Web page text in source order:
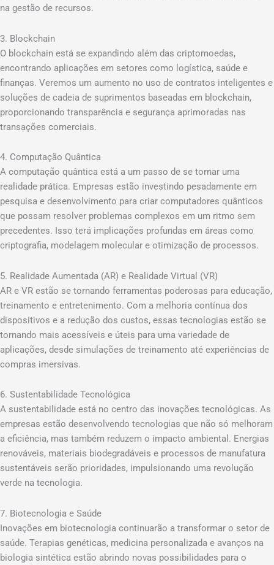
na gestão de recursos.
3. Blockchain
O blockchain está se expandindo além das criptomoedas,
encontrando aplicações em setores como logística, saúde e
finanças. Veremos um aumento no uso de contratos inteligentes e
soluções de cadeia de suprimentos baseadas em blockchain,
proporcionando transparência e segurança aprimoradas nas
transações comerciais.
4. Computação Quântica
A computação quântica está a um passo de se tornar uma
realidade prática. Empresas estão investindo pesadamente em
pesquisa e desenvolvimento para criar computadores quânticos
que possam resolver problemas complexos em um ritmo sem
precedentes. Isso terá implicações profundas em áreas como
criptografia, modelagem molecular e otimização de processos.
5. Realidade Aumentada (AR) e Realidade Virtual (VR)
AR e VR estão se tornando ferramentas poderosas para educação,
treinamento e entretenimento. Com a melhoria contínua dos
dispositivos e a redução dos custos, essas tecnologias estão se
tornando mais acessíveis e úteis para uma variedade de
aplicações, desde simulações de treinamento até experiências de
compras imersivas.
6. Sustentabilidade Tecnológica
A sustentabilidade está no centro das inovações tecnológicas. As
empresas estão desenvolvendo tecnologias que não só melhoram
a eficiência, mas também reduzem o impacto ambiental. Energias
renováveis, materiais biodegradáveis e processos de manufatura
sustentáveis serão prioridades, impulsionando uma revolução
verde na tecnologia.
7. Biotecnologia e Saúde
Inovações em biotecnologia continuarão a transformar o setor de
saúde. Terapias genéticas, medicina personalizada e avanços na
biologia sintética estão abrindo novas possibilidades para o